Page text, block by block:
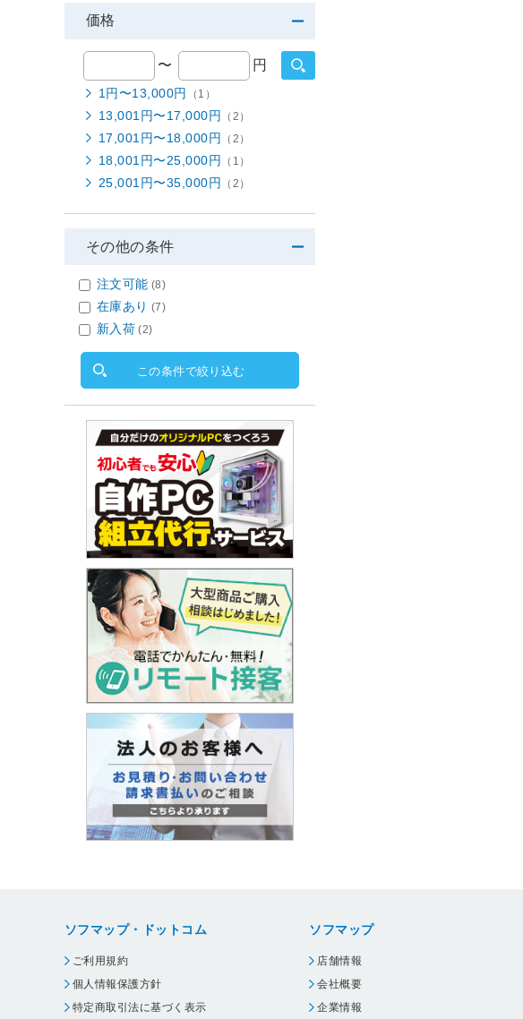
価格
〜 円
1円〜13,000円 （1）
13,001円〜17,000円 （2）
17,001円〜18,000円 （2）
18,001円〜25,000円 （1）
25,001円〜35,000円 （2）
その他の条件
注文可能 (8)
在庫あり (7)
新入荷 (2)
この条件で絞り込む
ソフマップ・ドットコム
ご利用規約
個人情報保護方針
特定商取引法に基づく表示
ソフマップ
店舗情報
会社概要
企業情報